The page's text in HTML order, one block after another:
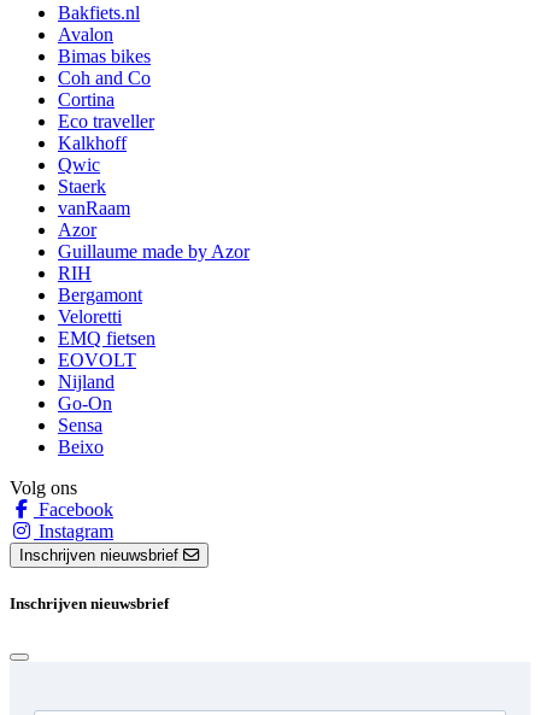
Bakfiets.nl
Avalon
Bimas bikes
Coh and Co
Cortina
Eco traveller
Kalkhoff
Qwic
Staerk
vanRaam
Azor
Guillaume made by Azor
RIH
Bergamont
Veloretti
EMQ fietsen
EOVOLT
Nijland
Go-On
Sensa
Beixo
Volg ons
Facebook
Instagram
Inschrijven nieuwsbrief
Inschrijven nieuwsbrief